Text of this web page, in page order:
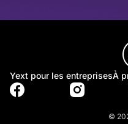
Yext pour les entreprisesÀ
©